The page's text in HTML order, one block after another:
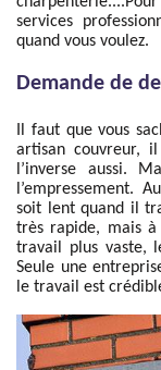
services
quand vous voulez.
Demande de
Il faut que vous
artisan couvreur,
l’inverse aussi.
l’empressement.
soit lent quand il
très rapide, mais
travail plus vaste,
Seule une
le travail est